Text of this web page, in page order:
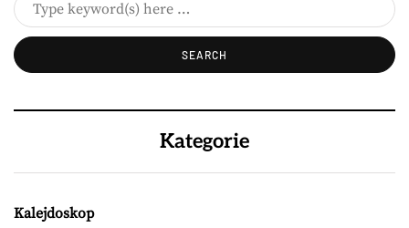
Kategorie
Kalejdoskop